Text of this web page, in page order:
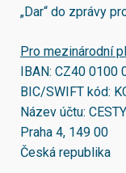
„Dar“ do zprávy
Pro mezinárodní
IBAN: CZ40 0100
BIC/SWIFT kód:
Název účtu:
Praha 4, 149 00
Česká republika